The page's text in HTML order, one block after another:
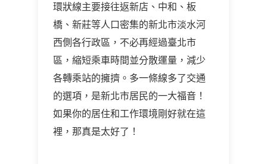
環狀線主要接往返新店、中和、板
橋、新莊等人口密集的新北市淡水河
西側各行政區，不必再經過臺北市
區，縮短乘車時間並分散運量，減少
各轉乘站的擁擠。多一條線多了交通
的選項，是新北市居民的一大福音！
如果你的居住和工作環境剛好就在這
裡，那真是太好了！